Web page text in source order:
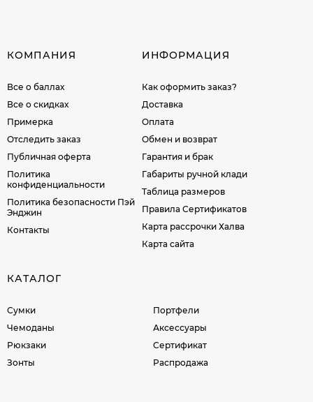
КОМПАНИЯ
Все о баллах
Все о скидках
Примерка
Отследить заказ
Публичная оферта
Политика
конфиденциальности
Политика безопасности Пэй
Энджин
Контакты
ИНФОРМАЦИЯ
Как оформить заказ?
Доставка
Оплата
Обмен и возврат
Гарантия и брак
Габариты ручной клади
Таблица размеров
Правила Сертификатов
Карта рассрочки Халва
Карта сайта
КАТАЛОГ
Сумки
Чемоданы
Рюкзаки
Зонты
Портфели
Аксессуары
Сертификат
Распродажа